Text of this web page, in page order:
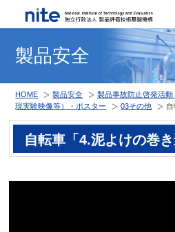
製品安全
HOME 製品安全 製品事故防止啓発活動
現実験映像等）・ポスター
03その他
自転車「4.泥よけの巻き